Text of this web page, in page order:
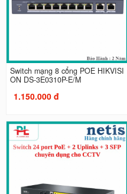
Switch mạng 8 cổng POE HIKVISI
ON DS-3E0310P-E/M
1.150.000 đ